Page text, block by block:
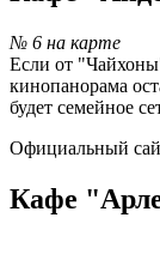
№ 6 на карте
Если от
кинопанорама
будет семейное
Официальный
Кафе